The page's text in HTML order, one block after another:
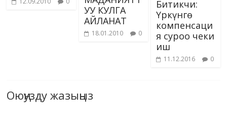
УУ КУЛГА
АЙЛАНАТ
18.01.2010 0
Битикчи:
Үркүнгө
компенсаци
я суроо чеки
иш
11.12.2016 0
Оюңузду жазыңыз